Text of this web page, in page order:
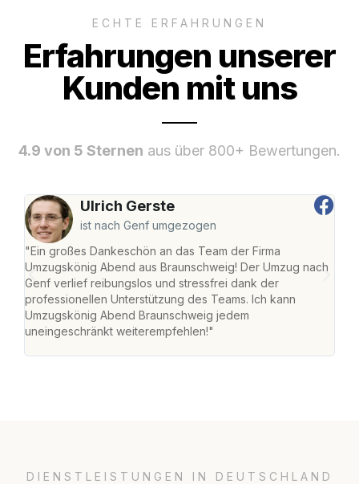
ECHTE ERFAHRUNGEN
Erfahrungen unserer
Kunden mit uns
4.9 von 5 Sternen aus über 800+ Bewertungen.
Ulrich Gerste
ist nach Genf umgezogen
"Ein großes Dankeschön an das Team der Firma
Umzugskönig Abend aus Braunschweig! Der Umzug nach
Genf verlief reibungslos und stressfrei dank der
professionellen Unterstützung des Teams. Ich kann
Umzugskönig Abend Braunschweig jedem
uneingeschränkt weiterempfehlen!"
DIENSTLEISTUNGEN IN DEUTSCHLAND